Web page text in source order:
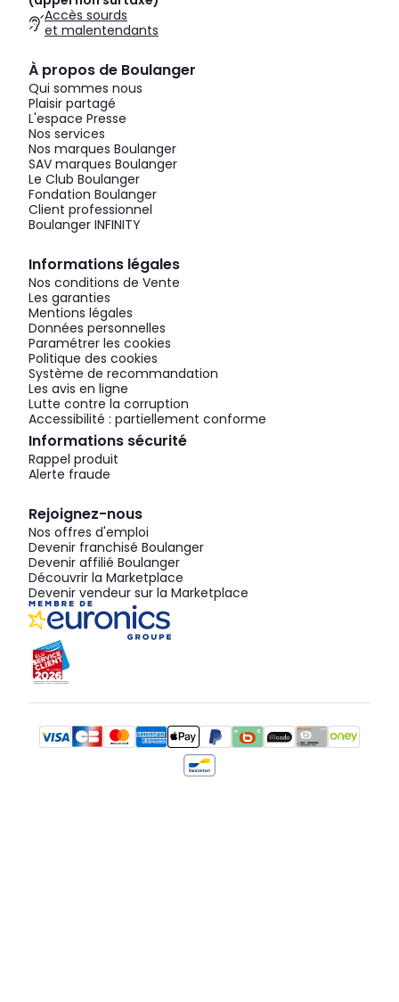
Accès sourds
et malentendants
À propos de Boulanger
Qui sommes nous
Plaisir partagé
L'espace Presse
Nos services
Nos marques Boulanger
SAV marques Boulanger
Le Club Boulanger
Fondation Boulanger
Client professionnel
Boulanger INFINITY
Informations légales
Nos conditions de Vente
Les garanties
Mentions légales
Données personnelles
Paramétrer les cookies
Politique des cookies
Système de recommandation
Les avis en ligne
Lutte contre la corruption
Accessibilité : partiellement conforme
Informations sécurité
Rappel produit
Alerte fraude
Rejoignez-nous
Nos offres d'emploi
Devenir franchisé Boulanger
Devenir affilié Boulanger
Découvrir la Marketplace
Devenir vendeur sur la Marketplace